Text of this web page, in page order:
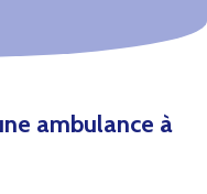
ambulance à